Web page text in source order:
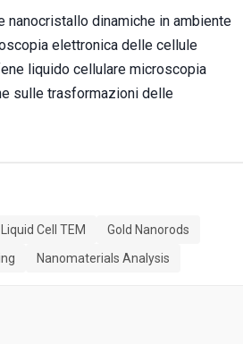
dinamiche in ambiente
elettronica delle cellule
liquido cellulare microscopia
sulle trasformazioni delle
Liquid Cell TEM
Gold Nanorods
Nanomaterials Analysis